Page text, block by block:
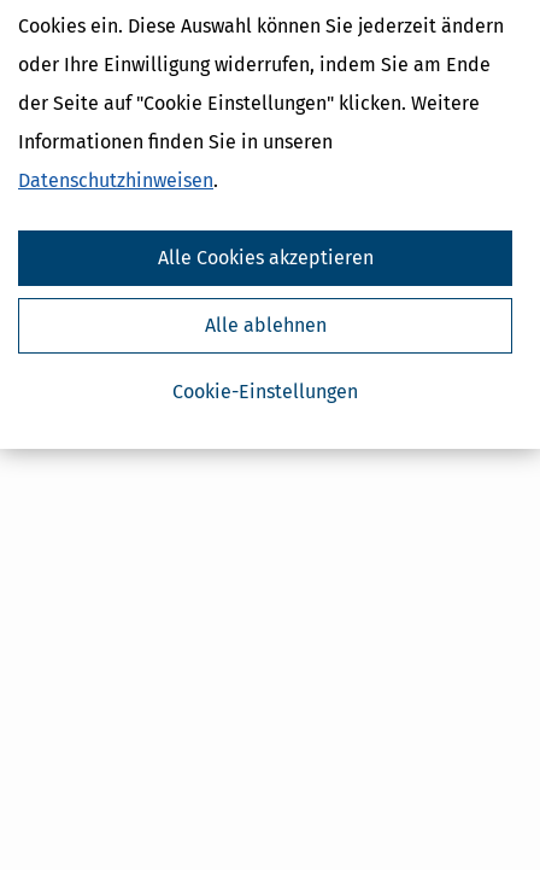
Cookies ein. Diese Auswahl können Sie jederzeit ändern
oder Ihre Einwilligung widerrufen, indem Sie am Ende
der Seite auf "Cookie Einstellungen" klicken. Weitere
Informationen finden Sie in unseren
Datenschutzhinweisen.
Cookie-Einstellungen
Alle ablehnen
Alle Cookies akzeptieren